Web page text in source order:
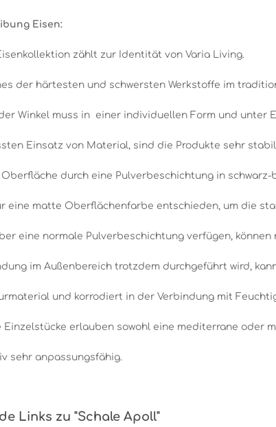
Eisen:
zählt zur Identität von Varia Living.
der härtesten und schwersten Werkstoffe im
Winkel muss in einer individuellen Form und unter
Einsatz von Material, sind die Produkte sehr
durch eine Pulverbeschichtung in
eine matte Oberflächenfarbe entschieden, um die
eine normale Pulverbeschichtung verfügen,
im Außenbereich trotzdem durchgeführt wird,
und korrodiert in der Verbindung mit
erlauben sowohl eine mediterrane oder
sehr anpassungsfähig.
Links zu "Schale Apoll"